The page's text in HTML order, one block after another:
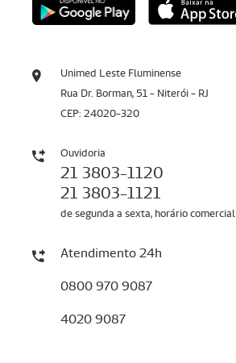
Unimed Leste Fluminense
Rua Dr. Borman, 51 - Niterói - RJ
CEP: 24020-320
Ouvidoria
21 3803-1120
21 3803-1121
de segunda a sexta, horário comercial
Atendimento 24h
0800 970 9087
4020 9087